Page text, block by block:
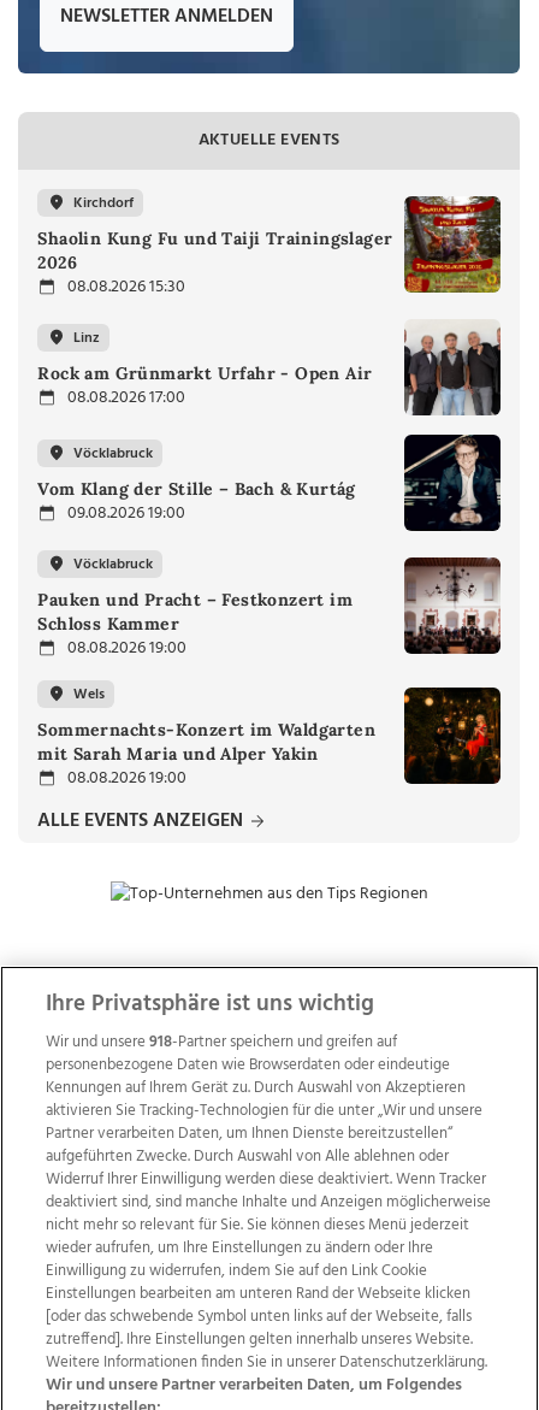
NEWSLETTER ANMELDEN
AKTUELLE EVENTS
Kirchdorf
Shaolin Kung Fu und Taiji Trainingslager
2026
08.08.2026 15:30
Linz
Rock am Grünmarkt Urfahr - Open Air
08.08.2026 17:00
Vöcklabruck
Vom Klang der Stille – Bach & Kurtág
09.08.2026 19:00
Vöcklabruck
Pauken und Pracht – Festkonzert im
Schloss Kammer
08.08.2026 19:00
Wels
Sommernachts-Konzert im Waldgarten
mit Sarah Maria und Alper Yakin
08.08.2026 19:00
ALLE EVENTS ANZEIGEN
ZUR NACHRICHTENÜBERSICHT
Wir über uns Mediadaten Kontakt
Jobs
Datenschutz
Impressum
AGB Anzeigekunden
AGB Website
Ehrenkodex Politische Werbung
Ihre Privatsphäre ist uns wichtig
Wir und unsere918-Partner speichern und greifen auf
personenbezogene Daten wie Browserdaten oder eindeutige
Kennungen auf Ihrem Gerät zu. Durch Auswahl von Akzeptieren
aktivieren Sie Tracking-Technologien für die unter „Wir und unsere
Partner verarbeiten Daten, um Ihnen Dienste bereitzustellen“
aufgeführten Zwecke. Durch Auswahl von Alle ablehnen oder
Widerruf Ihrer Einwilligung werden diese deaktiviert. Wenn Tracker
deaktiviert sind, sind manche Inhalte und Anzeigen möglicherweise
nicht mehr so relevant für Sie. Sie können dieses Menü jederzeit
wieder aufrufen, um Ihre Einstellungen zu ändern oder Ihre
Einwilligung zu widerrufen, indem Sie auf den Link Cookie
Einstellungen bearbeiten am unteren Rand der Webseite klicken
[oder das schwebende Symbol unten links auf der Webseite, falls
zutreffend]. Ihre Einstellungen gelten innerhalb unseres Website.
Weitere Informationen finden Sie in unserer Datenschutzerklärung.
Wir und unsere Partner verarbeiten Daten, um Folgendes